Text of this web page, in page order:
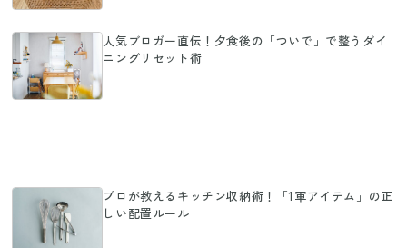
人気ブロガー直伝！夕食後の「ついで」で整うダイ
ニングリセット術
プロが教えるキッチン収納術！「1軍アイテム」の正
しい配置ルール